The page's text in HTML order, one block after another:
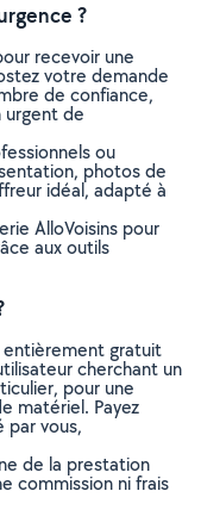
?
recevoir une
votre demande
de confiance,
urgent de
ou
photos de
idéal, adapté à
AlloVoisins pour
aux outils
entièrement gratuit
cherchant un
pour une
matériel. Payez
par vous,
de la prestation
commission ni frais